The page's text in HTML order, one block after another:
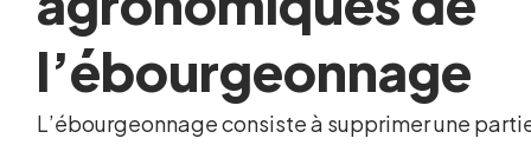
l’ébourgeonnage
L’ébourgeonnage consiste à supprimer une